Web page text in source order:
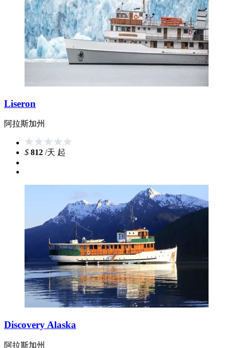
Liseron
阿拉斯加州
$ 812 /天 起
Discovery Alaska
阿拉斯加州